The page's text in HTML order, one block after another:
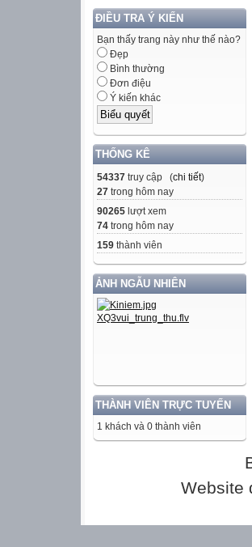
ĐIỀU TRA Ý KIẾN
Bạn thấy trang này như thế nào?
Đẹp
Bình thường
Đơn điệu
Ý kiến khác
THỐNG KÊ
54337 truy cập (chi tiết)
27 trong hôm nay
90265 lượt xem
74 trong hôm nay
159 thành viên
ẢNH NGẪU NHIÊN
THÀNH VIÊN TRỰC TUYẾN
1 khách và 0 thành viên